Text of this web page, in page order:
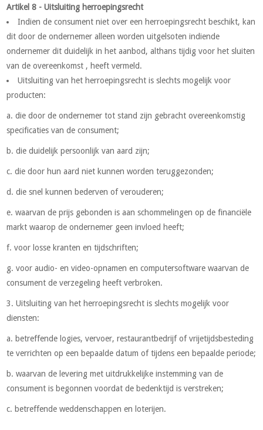
Artikel 8 - Uitsluiting herroepingsrecht
Indien de consument niet over een herroepingsrecht beschikt, kan
dit door de ondernemer alleen worden uitgelsoten indiende
ondernemer dit duidelijk in het aanbod, althans tijdig voor het sluiten
van de overeenkomst , heeft vermeld.
Uitsluiting van het herroepingsrecht is slechts mogelijk voor
producten:
a. die door de ondernemer tot stand zijn gebracht overeenkomstig
specificaties van de consument;
b. die duidelijk persoonlijk van aard zijn;
c. die door hun aard niet kunnen worden teruggezonden;
d. die snel kunnen bederven of verouderen;
e. waarvan de prijs gebonden is aan schommelingen op de financiële
markt waarop de ondernemer geen invloed heeft;
f. voor losse kranten en tijdschriften;
g. voor audio- en video-opnamen en computersoftware waarvan de
consument de verzegeling heeft verbroken.
3. Uitsluiting van het herroepingsrecht is slechts mogelijk voor
diensten:
a. betreffende logies, vervoer, restaurantbedrijf of vrijetijdsbesteding
te verrichten op een bepaalde datum of tijdens een bepaalde periode;
b. waarvan de levering met uitdrukkelijke instemming van de
consument is begonnen voordat de bedenktijd is verstreken;
c. betreffende weddenschappen en loterijen.